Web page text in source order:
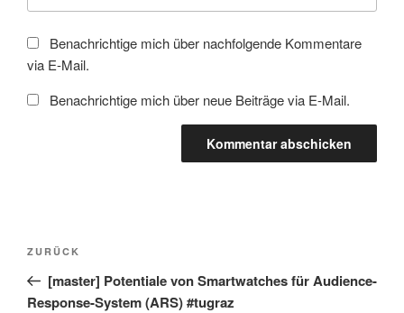
Benachrichtige mich über nachfolgende Kommentare
via E-Mail.
Benachrichtige mich über neue Beiträge via E-Mail.
Beitragsnavigation
Vorheriger
Beitrag
ZURÜCK
[master] Potentiale von Smartwatches für Audience-
Response-System (ARS) #tugraz